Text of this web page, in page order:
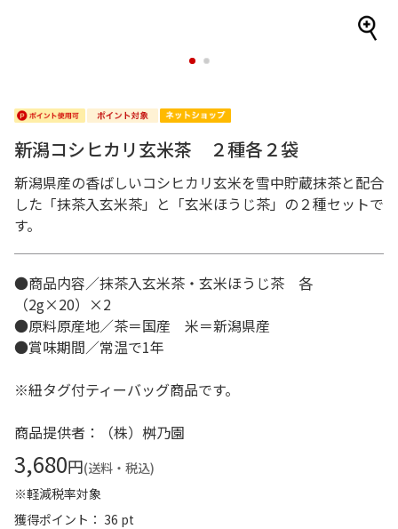
1 2
新潟コシヒカリ玄米茶 ２種各２袋
新潟県産の香ばしいコシヒカリ玄米を雪中貯蔵抹茶と配合
した「抹茶入玄米茶」と「玄米ほうじ茶」の２種セットで
す。
●商品内容／抹茶入玄米茶・玄米ほうじ茶 各
（2g×20）×2
●原料原産地／茶＝国産 米＝新潟県産
●賞味期間／常温で1年
※紐タグ付ティーバッグ商品です。
商品提供者：（株）桝乃園
3,680円(送料・税込)
※軽減税率対象
獲得ポイント： 36 pt